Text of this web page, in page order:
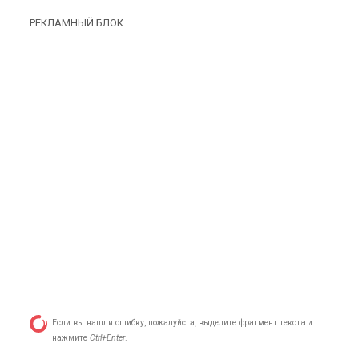
РЕКЛАМНЫЙ БЛОК
Если вы нашли ошибку, пожалуйста, выделите фрагмент текста и
нажмите Ctrl+Enter.